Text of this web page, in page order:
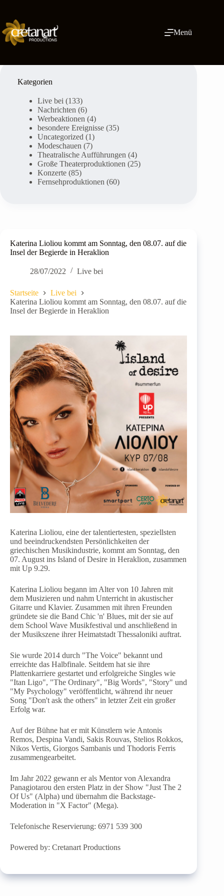
springen
Menü
Katerina Lioliou kommt am Sonntag, den 08.07. auf die
Insel der Begierde in Heraklion
28/07/2022 Live bei
Startseite
Live bei
Katerina Lioliou kommt am Sonntag, den 08.07. auf die
Insel der Begierde in Heraklion
Katerina Lioliou, eine der talentiertesten, speziellsten
und beeindruckendsten Persönlichkeiten der
griechischen Musikindustrie, kommt am Sonntag, den
07. August ins Island of Desire in Heraklion, zusammen
mit Up 9.29.
Katerina Lioliou begann im Alter von 10 Jahren mit
dem Musizieren und nahm Unterricht in akustischer
Gitarre und Klavier. Zusammen mit ihren Freunden
gründete sie die Band Chic 'n' Blues, mit der sie auf
dem School Wave Musikfestival und anschließend in
der Musikszene ihrer Heimatstadt Thessaloniki auftrat.
Sie wurde 2014 durch "The Voice" bekannt und
erreichte das Halbfinale. Seitdem hat sie ihre
Plattenkarriere gestartet und erfolgreiche Singles wie
"Itan Ligo", "The Ordinary", "Big Words", "Story" und
"My Psychology" veröffentlicht, während ihr neuer
Song "Don't ask the others" in letzter Zeit ein großer
Erfolg war.
Auf der Bühne hat er mit Künstlern wie Antonis
Remos, Despina Vandi, Sakis Rouvas, Stelios Rokkos,
Nikos Vertis, Giorgos Sambanis und Thodoris Ferris
zusammengearbeitet.
Im Jahr 2022 gewann er als Mentor von Alexandra
Panagiotarou den ersten Platz in der Show "Just The 2
Of Us" (Alpha) und übernahm die Backstage-
Moderation in "X Factor" (Mega).
Telefonische Reservierung: 6971 539 300
Powered by: Cretanart Productions
Kategorien
Live bei (133)
Nachrichten (6)
Werbeaktionen (4)
besondere Ereignisse (35)
Uncategorized (1)
Modeschauen (7)
Theatralische Aufführungen (4)
Große Theaterproduktionen (25)
Konzerte (85)
Fernsehproduktionen (60)